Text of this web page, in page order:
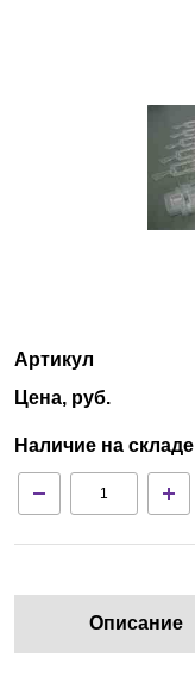
Производители
Партнеры
Технический сервис
Контакты
Артикул
Цена, руб.
Наличие на складе
Описание